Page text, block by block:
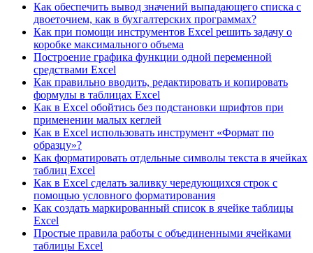
Как обеспечить вывод значений выпадающего списка с
двоеточием, как в бухгалтерских программах?
Как при помощи инструментов Excel решить задачу о
коробке максимального объема
Построение графика функции одной переменной
средствами Excel
Как правильно вводить, редактировать и копировать
формулы в таблицах Excel
Как в Excel обойтись без подстановки шрифтов при
применении малых кеглей
Как в Excel использовать инструмент «Формат по
образцу»?
Как форматировать отдельные символы текста в ячейках
таблиц Excel
Как в Excel сделать заливку чередующихся строк с
помощью условного форматирования
Как создать маркированный список в ячейке таблицы
Excel
Простые правила работы с объединенными ячейками
таблицы Excel